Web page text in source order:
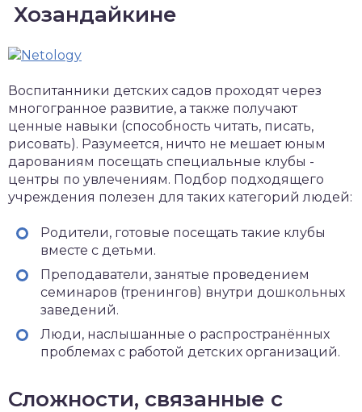
Хозандайкине
Воспитанники детских садов проходят через
многогранное развитие, а также получают
ценные навыки (способность читать, писать,
рисовать). Разумеется, ничто не мешает юным
дарованиям посещать специальные клубы -
центры по увлечениям. Подбор подходящего
учреждения полезен для таких категорий людей:
Родители, готовые посещать такие клубы
вместе с детьми.
Преподаватели, занятые проведением
семинаров (тренингов) внутри дошкольных
заведений.
Люди, наслышанные о распространённых
проблемах с работой детских организаций.
Сложности, связанные с